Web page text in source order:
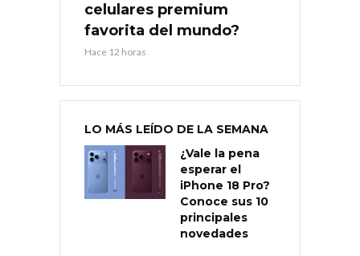
celulares premium
favorita del mundo?
Hace 12 horas
LO MÁS LEÍDO DE LA SEMANA
¿Vale la pena
esperar el
iPhone 18 Pro?
Conoce sus 10
principales
novedades